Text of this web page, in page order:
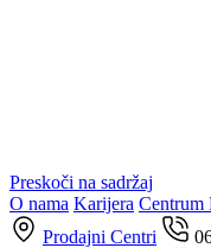
Preskoči na sadržaj
O nama Karijera Centrum
Prodajni Centri